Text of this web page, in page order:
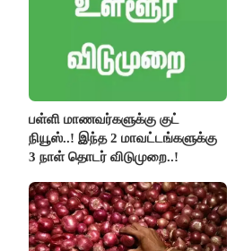
பள்ளி மாணவர்களுக்கு குட்
நியூஸ்..! இந்த 2 மாவட்டங்களுக்கு
3 நாள் தொடர் விடுமுறை..!